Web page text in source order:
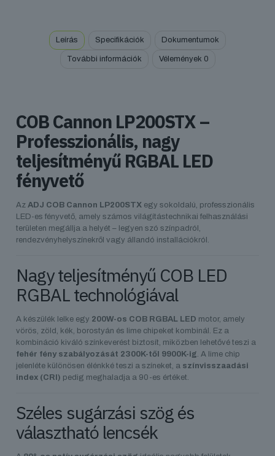
Leírás Specifikációk Dokumentumok
További információk Vélemények 0
COB Cannon LP200STX –
Professzionális, nagy
teljesítményű RGBAL LED
fényvető
AzADJ COB Cannon LP200STX egy sokoldalú, professzionális
LED-es fényvető, amely számos világítástechnikai felhasználási
területen megállja a helyét – legyen szó színpadról,
rendezvényhelyszínekről vagy állandó installációkról.
Nagy teljesítményű COB LED
RGBAL technológiával
A készülék lelke egy 200W-os COB RGBAL LED motor, amely
vörös, zöld, kék, borostyán és lime chipeket kombinál. Ez a
kombináció kiváló színkeverést biztosít, miközben lehetővé teszi a
fehér fény szabályozását 2300K-től 9900K-ig. A lime chip
jelenléte különösen élénkké teszi a színeket, a színvisszaadási
index (CRI) pedig meghaladja a 90-es értéket.
Széles sugárzási szög és
választható lencsék